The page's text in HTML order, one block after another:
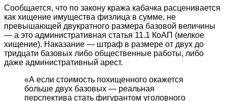
Сообщается, что по закону кража кабачка расценивается
как хищение имущества физлица в сумме, не
превышающей двукратного размера базовой величины
— а это административная статья 11.1 КоАП (мелкое
хищение). Наказание — штраф в размере от двух до
тридцати базовых либо общественные работы, либо
даже административный арест.
«А если стоимость похищенного окажется
больше двух базовых — реальная
перспектива стать фигурантом уголовного